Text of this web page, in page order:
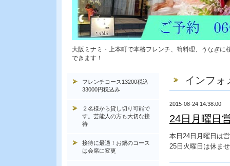
大阪ミナミ・上本町で本格フレンチ、筍料理、うなぎ
できます！
インフォ
2015-08-24 14:38:00
24日月曜日
本日24日月曜日は
25日火曜日は休ま
フレンチコース13200税込
33000円税込み
２名様から貸し切り可能で
す。芸能人の方も大切な接
待
接待に最適！お鍋のコース
は会席に変更